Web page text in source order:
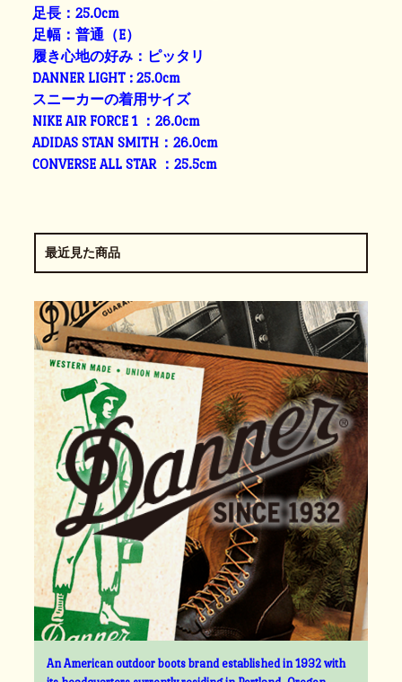
足長：25.0cm
足幅：普通（E）
履き心地の好み：ピッタリ
DANNER LIGHT : 25.0cm
スニーカーの着用サイズ
NIKE AIR FORCE 1 ：26.0cm
ADIDAS STAN SMITH：26.0cm
CONVERSE ALL STAR ：25.5cm
最近見た商品
An American outdoor boots brand established in 1932 with